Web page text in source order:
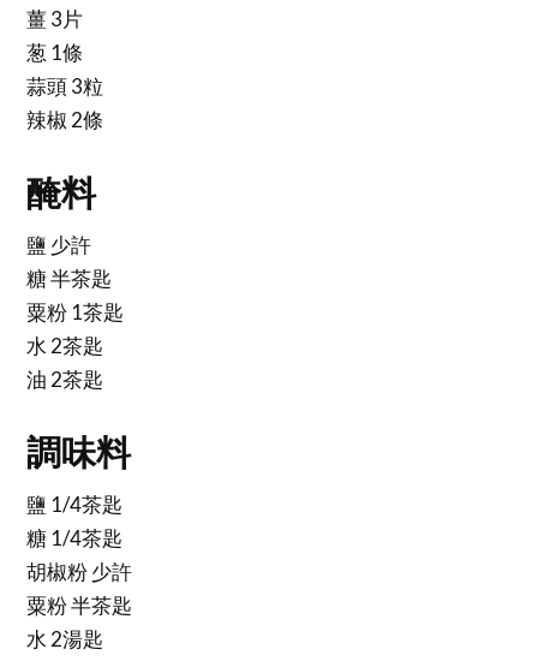
薑 3片
葱 1條
蒜頭 3粒
辣椒 2條
醃料
鹽 少許
糖 半茶匙
粟粉 1茶匙
水 2茶匙
油 2茶匙
調味料
鹽 1/4茶匙
糖 1/4茶匙
胡椒粉 少許
粟粉 半茶匙
水 2湯匙